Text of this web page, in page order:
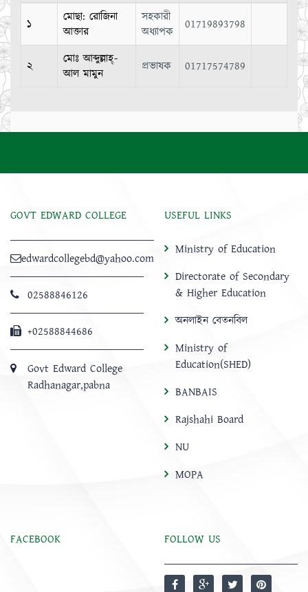
১
মোছা: রোজিনা
আক্তার
সহকারী
অধ্যাপক
01719893798
২
মোঃ আব্দুল্লাহ্-
আল মামুন
প্রভাষক 01717574789
GOVT EDWARD COLLEGE
edwardcollegebd@yahoo.com
02588846126
+02588844686
Govt Edward College
Radhanagar,pabna
USEFUL LINKS
Ministry of Education
Directorate of Secondary
& Higher Education
অনলাইন বেতনবিল
Ministry of
Education(SHED)
BANBAIS
Rajshahi Board
NU
MOPA
FACEBOOK FOLLOW US